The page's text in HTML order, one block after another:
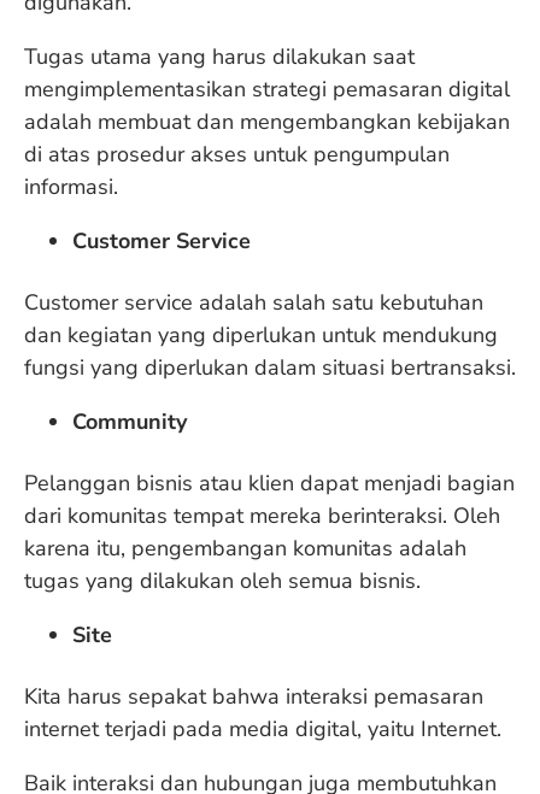
Tugas utama yang harus dilakukan saat
mengimplementasikan strategi pemasaran digital
adalah membuat dan mengembangkan kebijakan
di atas prosedur akses untuk pengumpulan
informasi.
Customer Service
Customer service adalah salah satu kebutuhan
dan kegiatan yang diperlukan untuk mendukung
fungsi yang diperlukan dalam situasi bertransaksi.
Community
Pelanggan bisnis atau klien dapat menjadi bagian
dari komunitas tempat mereka berinteraksi. Oleh
karena itu, pengembangan komunitas adalah
tugas yang dilakukan oleh semua bisnis.
Site
Kita harus sepakat bahwa interaksi pemasaran
internet terjadi pada media digital, yaitu Internet.
Baik interaksi dan hubungan juga membutuhkan